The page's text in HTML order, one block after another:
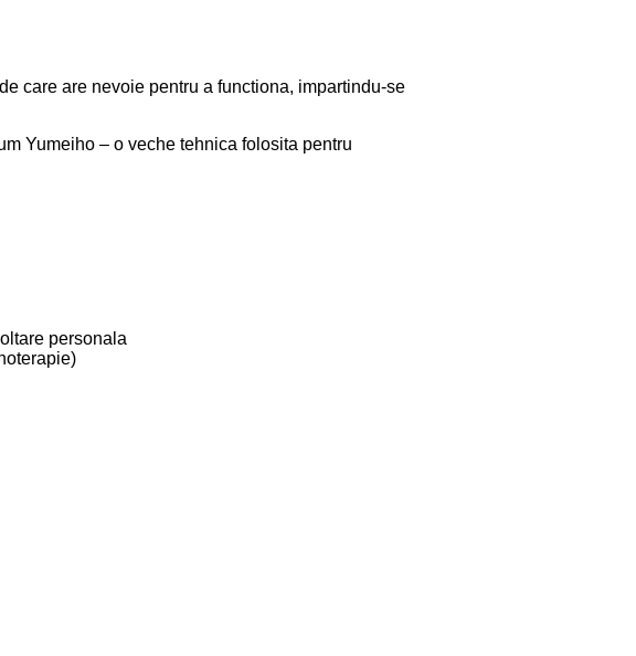
care are nevoie pentru a functiona, impartindu-se
Yumeiho – o veche tehnica folosita pentru
personala